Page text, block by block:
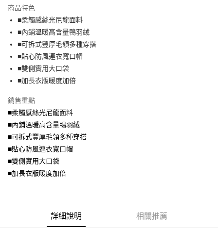
流程，驗證手機門號後，選擇欲分期的期數、繳款截止日，確認付款後即完
成交易。
3.實際核准額度、可分期數及費用金額請依後續交易確認頁面所載為準。
4.訂單成立30分鐘內，如未前往確認交易或遇審核未通過，訂單將自動取
法說明評估內容。
【繳款方式說明】
1.分期款項不併入電信帳單，「大哥付你分期」於每月結算日後寄送繳費提
醒簡訊。
2.透過簡訊連結打開帳單後，可選擇「超商條碼／台灣大直營門市／銀行轉
【注意事項】
1.本服務係由「台灣大哥大股份有限公司」（以下簡稱本公司）所提供，讓
用戶於交易時，得透過本服務購買商品或服務，並由商店將買賣／分期付款
買賣價金債權讓與本公司後，依約使用本公司帳單繳交帳款。
資料（包含姓名、電話或地址）提供予台灣大哥大進項蒐集、處理及利用，
由本公司與您本人進行分期帳單所需資料之確認、核對及更正。
3.完整用戶服務條款，請詳閱以下連結：
【關於「AFTEE先享後付」】
AFTEE先享後付是「在收到商品之後才付款」的支付方式。 讓您購物簡單
便利好安心！
１．簡單：不需註冊會員、不需綁卡、不需儲值。
２．便利：只要手機號碼，簡訊認證，即可結帳。
３．安心：先確認商品／服務後，再付款。
【「AFTEE先享後付」結帳流程】
１．於結帳方式選擇「AFTEE先享後付」後，將跳轉至「AFTEE先享後付」
３．收到繳費通知簡訊後14天內，點擊此簡訊中的連結，可透過四大超商／
ATM／網路銀行／等多元方式進行付款，方視為交易完成。
※ 請注意：結帳手續完成當下不需立刻繳費，但若您需要取消訂單，請聯絡
購買商品的店家。未經商家同意取消之訂單仍視為有效，需透過AFTEE先享
後付繳納相關費用。
※ 交易是否成功請以「AFTEE先享後付 」之結帳頁面顯示為準，若有關於
是否繳費成功／繳費後需取消欲退款等相關疑問，請聯繫「AFTEE先享後付
客戶支援中心」https://netprotections.freshdesk.com/support/home
２．關於個人資料處理事宜，請瀏覽以下網址：
https://aftee.tw/terms/#terms3
ATM付款
全家取貨付款
每筆NT$70，滿NT$699(含以上)免運費
付款後全家取貨
每筆NT$70，滿NT$699(含以上)免運費
7-11取貨付款
每筆NT$70，滿NT$799(含以上)免運費
付款後7-11取貨
每筆NT$70，滿NT$699(含以上)免運費
宅配
商品特色
■柔觸感絲光尼龍面料
■內鋪溫暖高含量鴨羽絨
■可拆式豐厚毛領多種穿搭
■貼心防風連衣寬口帽
■雙側實用大口袋
■加長衣版暖度加倍
銷售重點
■柔觸感絲光尼龍面料
■內鋪溫暖高含量鴨羽絨
■可拆式豐厚毛領多種穿搭
■貼心防風連衣寬口帽
■雙側實用大口袋
■加長衣版暖度加倍
詳細說明 相關推薦